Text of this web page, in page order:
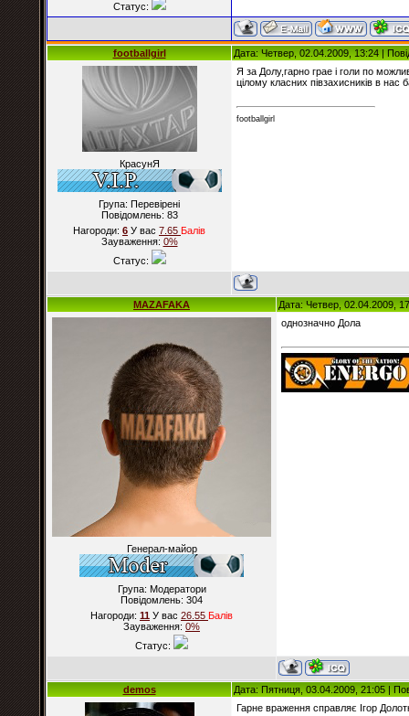
Статус:
footballgirl Дата: Четвер, 02.04.2009, 13:24 |
КрасунЯ
Група: Перевірені
Повідомлень: 83
Нагороди: 6 У вас 7.65 Балiв
Зауваження: 0%
Статус:
Я за Долу,гарно грае i голи по
цiлому класних пiвзахисникiв в нас
footballgirl
MAZAFAKA Дата: Четвер, 02.04.2009,
Генерал-майор
Група: Модератори
Повідомлень: 304
Нагороди: 11 У вас 26.55 Балiв
Зауваження: 0%
Статус:
однозначно Дола
demos Дата: Пятниця, 03.04.2009, 21:05 |
Гарне враження справляє Ігор